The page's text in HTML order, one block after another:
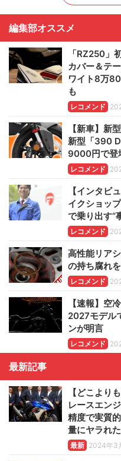
編集部オススメ
「RZ250」
カバー＆テ
ワイト8万
も
レコメンド
【新車】新
新型「390
9000円で登
レコメンド
【インタビ
イクショッ
で乗り出す“
レコメンド
高性能リア
の持ち腐れ
レコメンド
【速報】空
2027モデル
ンが明言
レコメンド
最新記事
【どこより
レースエン
精度で実質
量にヤラれた
最新 2024年3